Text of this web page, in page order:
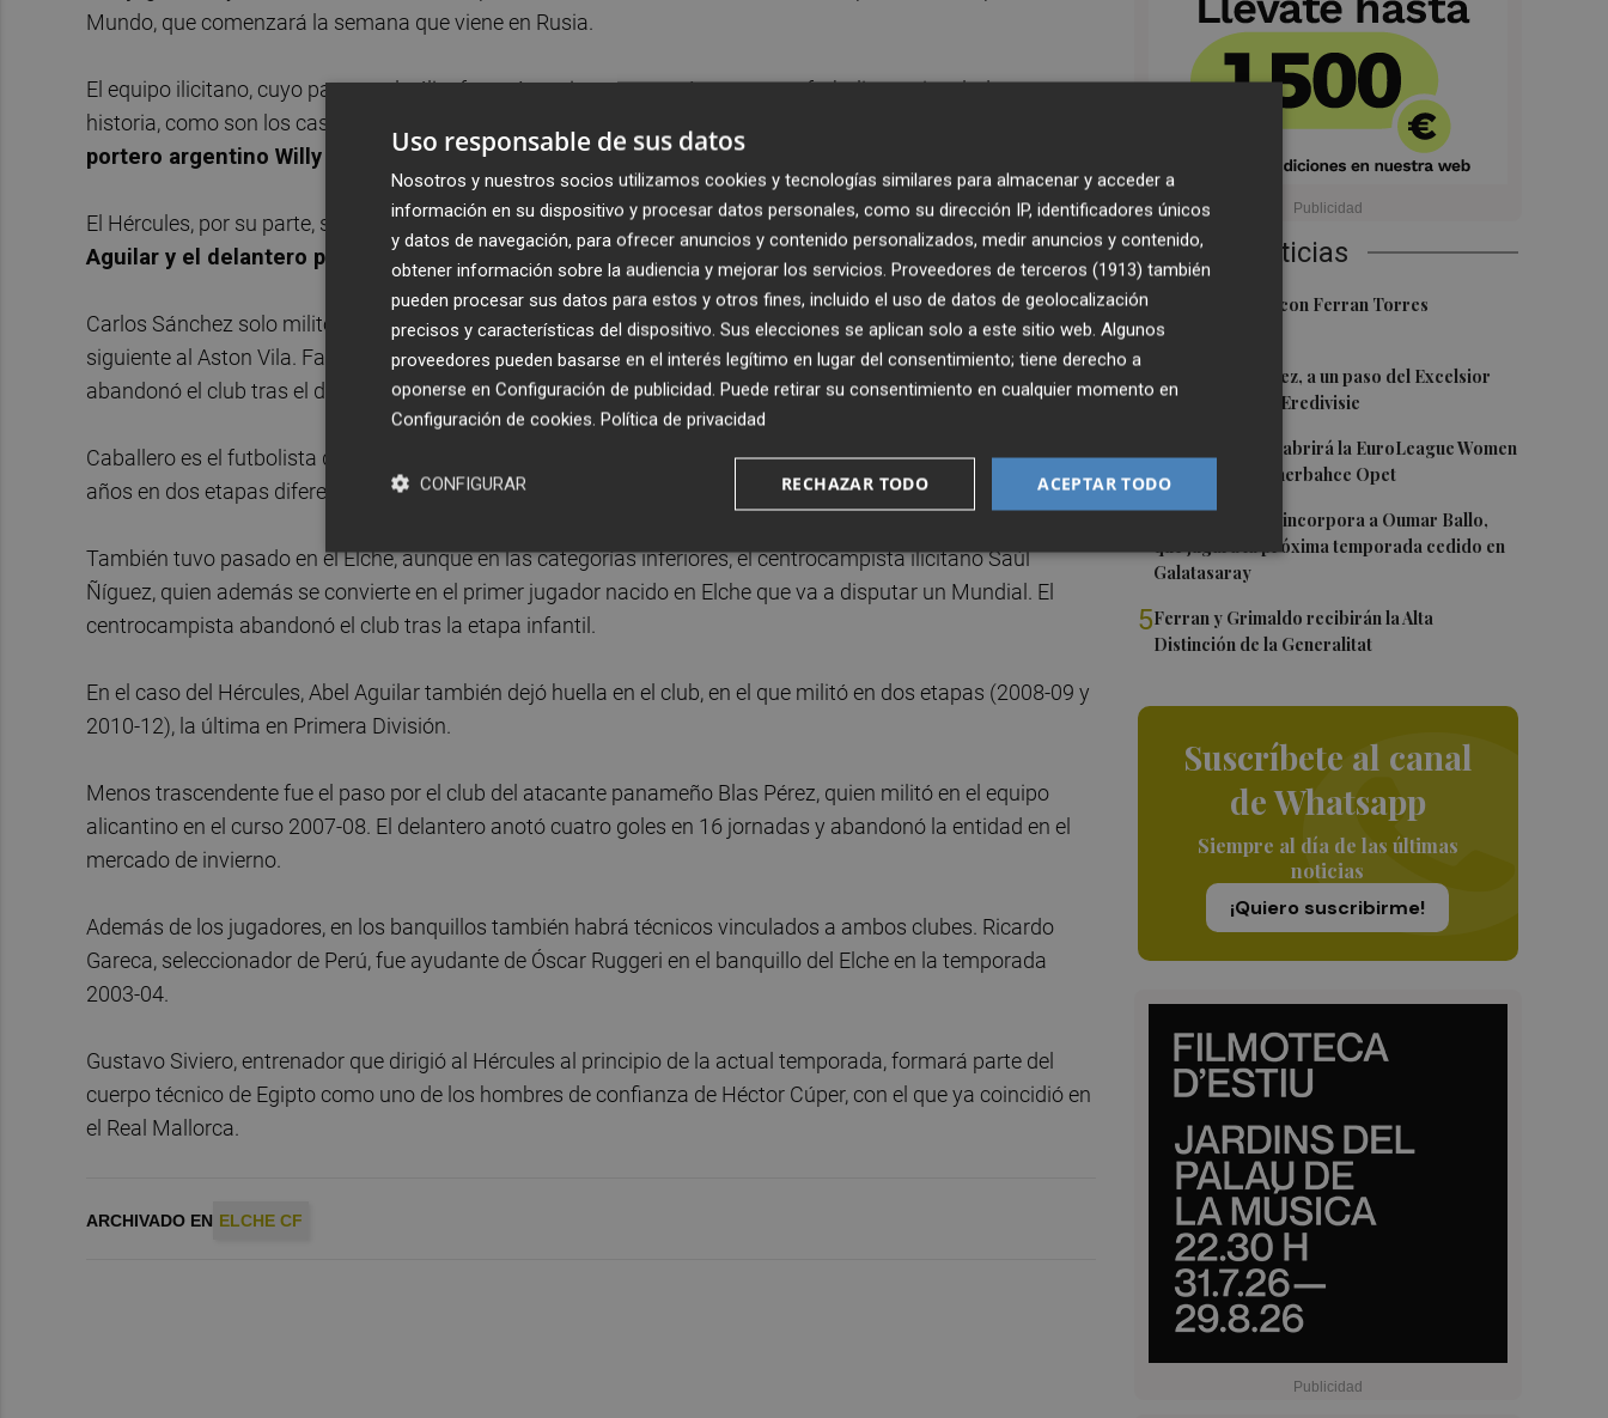
Últimas Noticias
1
Foios se vuelca con Ferran Torres
2 Mario Domínguez, a un paso del Excelsior
Róterdam de la Eredivisie
3 Valencia Basket abrirá la EuroLeague Women
en casa ante Fenerbahce Opet
4 Valencia Basket incorpora a Oumar Ballo,
que jugará la próxima temporada cedido en
Galatasaray
5Ferran y Grimaldo recibirán la Alta
Distinción de la Generalitat
Suscríbete al canal
de Whatsapp
Siempre al día de las últimas
noticias
¡Quiero suscribirme!
Mundo, que comenzará la semana que viene en Rusia.
El equipo ilicitano, cuyo paso por la élite fue más reciente, contará con cuatro futbolistas vinculados a su
historia, como son los casos del colombiano
portero argentino Willy Caballero y el centrocampista español Saúl Ñíguez.
El Hércules, por su parte, solo contará en la cita mundialista con el centrocampista colombianoAbel
Aguilar y el delantero panameño Blas Pérez como ex jugadores.
Carlos Sánchez solo militó en el Elche una temporada en Primera, en la 2013-14, para ser traspasado al año
siguiente al Aston Vila. Fayçal, por su parte, llegó en la 2014-15, también en la máxima categoría, y
abandonó el club tras el descenso administrativo.
Caballero es el futbolista que dejó más huella en la afición, ya que permaneció en la entidad durante seis
años en dos etapas diferentes (2004-06 y 2007-2011), siempre en Segunda División.
También tuvo pasado en el Elche, aunque en las categorías inferiores, el centrocampista ilicitano Saúl
Ñíguez, quien además se convierte en el primer jugador nacido en Elche que va a disputar un Mundial. El
centrocampista abandonó el club tras la etapa infantil.
En el caso del Hércules, Abel Aguilar también dejó huella en el club, en el que militó en dos etapas (2008-09 y
2010-12), la última en Primera División.
Menos trascendente fue el paso por el club del atacante panameño Blas Pérez, quien militó en el equipo
alicantino en el curso 2007-08. El delantero anotó cuatro goles en 16 jornadas y abandonó la entidad en el
mercado de invierno.
Además de los jugadores, en los banquillos también habrá técnicos vinculados a ambos clubes. Ricardo
Gareca, seleccionador de Perú, fue ayudante de Óscar Ruggeri en el banquillo del Elche en la temporada
2003-04.
Gustavo Siviero, entrenador que dirigió al Hércules al principio de la actual temporada, formará parte del
cuerpo técnico de Egipto como uno de los hombres de confianza de Héctor Cúper, con el que ya coincidió en
el Real Mallorca.
ARCHIVADO EN ELCHE CF
Uso responsable de sus datos
Nosotros y nuestros socios utilizamos cookies y tecnologías similares para almacenar y acceder a
información en su dispositivo y procesar datos personales, como su dirección IP, identificadores únicos
y datos de navegación, para ofrecer anuncios y contenido personalizados, medir anuncios y contenido,
obtener información sobre la audiencia y mejorar los servicios. Proveedores de terceros (1913) también
pueden procesar sus datos para estos y otros fines, incluido el uso de datos de geolocalización
precisos y características del dispositivo. Sus elecciones se aplican solo a este sitio web. Algunos
proveedores pueden basarse en el interés legítimo en lugar del consentimiento; tiene derecho a
oponerse en Configuración de publicidad. Puede retirar su consentimiento en cualquier momento en
Configuración de cookies. Política de privacidad
ACEPTAR TODO
RECHAZAR TODO
CONFIGURAR